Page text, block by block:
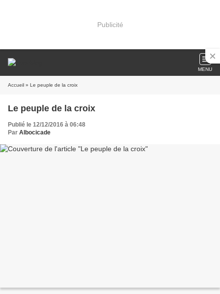
Publicité
MENU
Accueil » Le peuple de la croix
Le peuple de la croix
Publié le 12/12/2016 à 06:48
Par Albocicade